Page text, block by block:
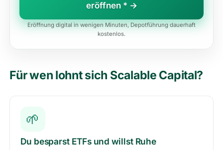
eröffnen * →
Eröffnung digital in wenigen Minuten, Depotführung dauerhaft
kostenlos.
Für wen lohnt sich Scalable Capital?
🌱
Du besparst ETFs und willst Ruhe